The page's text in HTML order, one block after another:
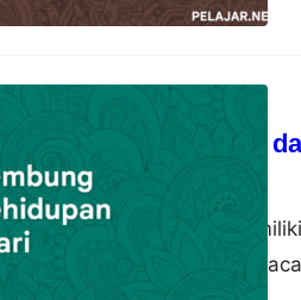
Lensa Cembung
akbardwi
Lensa cembung
pemanfaatannya di